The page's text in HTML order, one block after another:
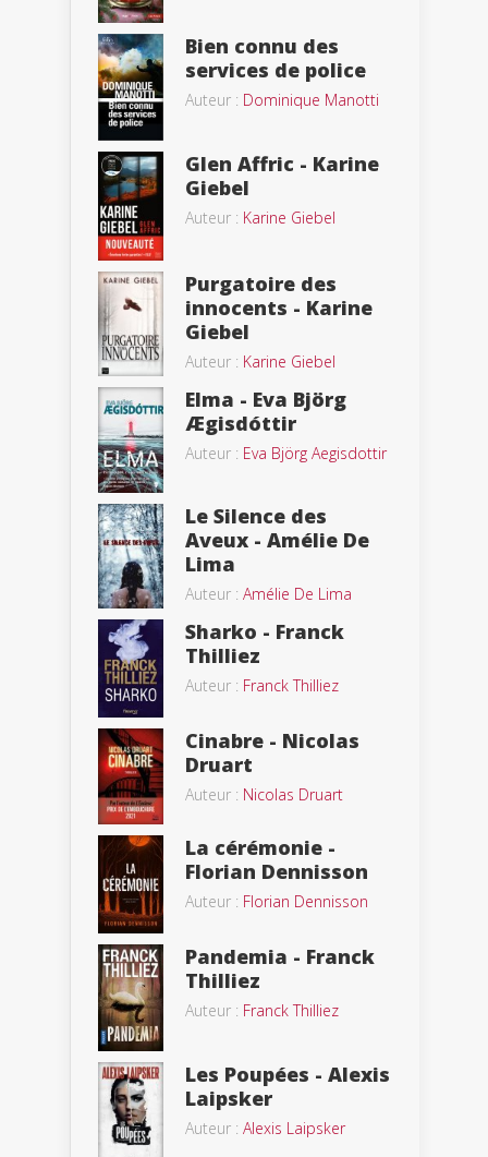
Bien connu des
services de police
Auteur : Dominique Manotti
Glen Affric - Karine
Giebel
Auteur : Karine Giebel
Purgatoire des
innocents - Karine
Giebel
Auteur : Karine Giebel
Elma - Eva Björg
Ægisdóttir
Auteur : Eva Björg Aegisdottir
Le Silence des
Aveux - Amélie De
Lima
Auteur : Amélie De Lima
Sharko - Franck
Thilliez
Auteur : Franck Thilliez
Cinabre - Nicolas
Druart
Auteur : Nicolas Druart
La cérémonie -
Florian Dennisson
Auteur : Florian Dennisson
Pandemia - Franck
Thilliez
Auteur : Franck Thilliez
Les Poupées - Alexis
Laipsker
Auteur : Alexis Laipsker